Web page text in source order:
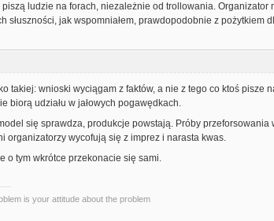
ludzie na forach, niezależnie od trollowania.
słuszności, jak wspomniałem, prawdopodobnie z pożytkiem
takiej: wnioski wyciągam z faktów, a nie z tego co ktoś pisze
biorą udziału w jałowych pogawędkach.
się sprawdza, produkcje powstają. Próby
organizatorzy wycofują się z imprez i narasta kwas.
o tym wkrótce przekonacie się sami.
is your attitude about the problem